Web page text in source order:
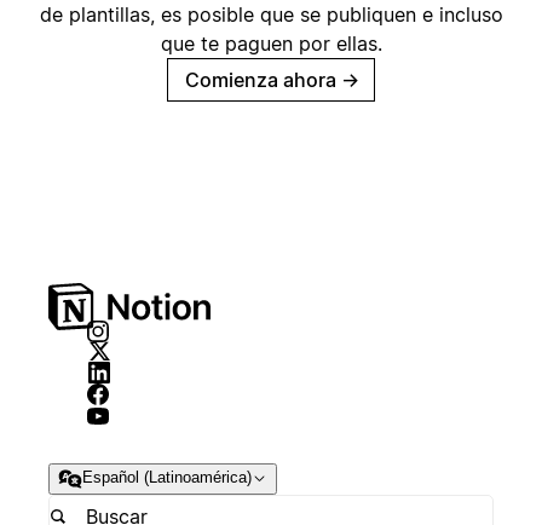
de plantillas, es posible que se publiquen e incluso
que te paguen por ellas.
Comienza ahora →
Español (Latinoamérica)